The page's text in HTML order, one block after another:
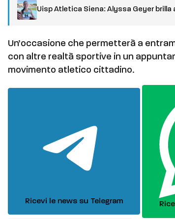
Uisp Atletica Siena: Alyssa Geyer brilla
Un’occasione che permetterà a
con altre realtà sportive in un
movimento atletico cittadino.
Ricevi le news su Telegram